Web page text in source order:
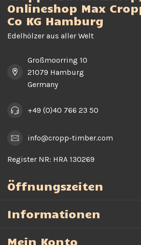
Onlineshop Max
Co KG Hamburg
Edelhölzer aus aller Welt
Großmoorring 10
21079 Hamburg
Germany
+49 (0)40 766 23 50
info@cropp-timber.com
Register NR: HRA 130269
Öffnungszeiten
Informationen
Mein Konto